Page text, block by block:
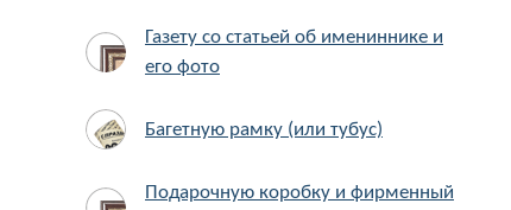
Газету со статьей об имениннике и
его фото
Багетную рамку (или тубус)
Подарочную коробку и фирменный